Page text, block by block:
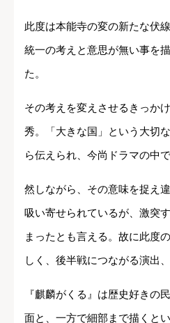
此度は本能寺の変の新たな伏
統一の考えと意思が無い事を
た。
その考えを変えさせるきっか
秀。「大きな国」という大切
ら伝えられ、今尚ドラマの中
然しながら、その意味を捉え
吸い寄せられているが、激突
まったとも言える。故に此度
しく、後半戦につながる演出
『麒麟がくる』は歴史好きの
面と、一方で細部まで描くと